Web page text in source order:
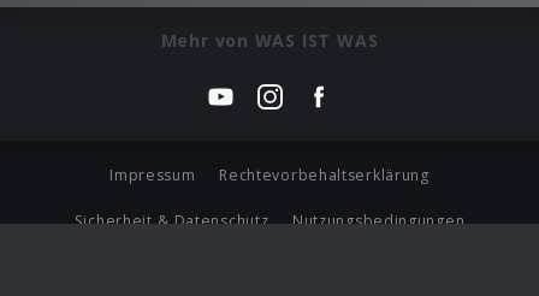
Mehr von WAS IST WAS
Impressum Rechtevorbehaltserklärung
Sicherheit & Datenschutz Nutzungsbedingungen